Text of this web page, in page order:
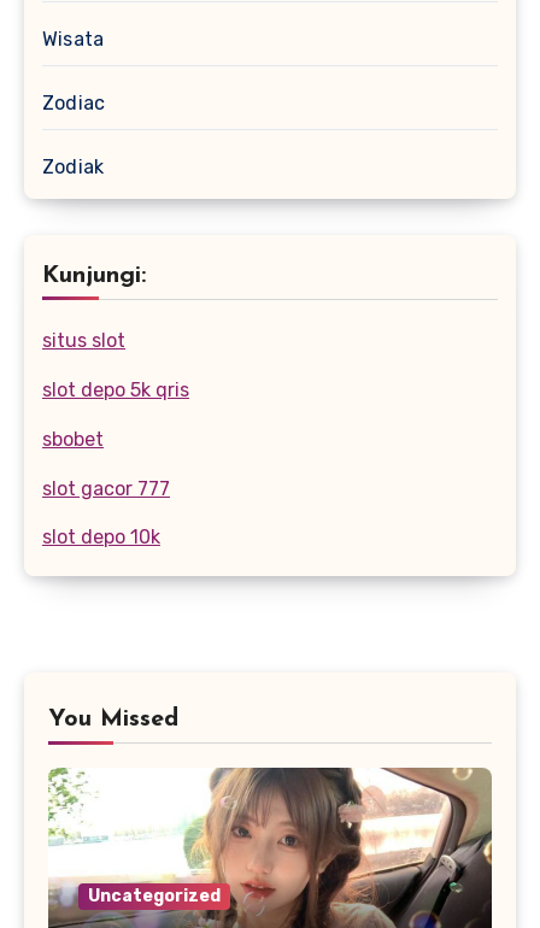
Wisata
Zodiac
Zodiak
Kunjungi:
situs slot
slot depo 5k qris
sbobet
slot gacor 777
slot depo 10k
You Missed
Uncategorized